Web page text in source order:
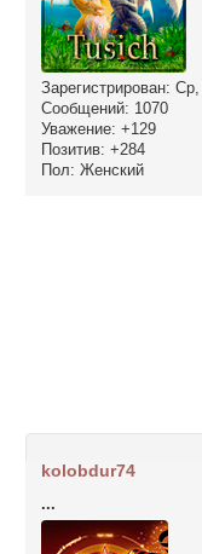
Зарегистрирован: Ср,
Сообщений: 1070
Уважение: +129
Позитив: +284
Пол: Женский
kolobdur74
...